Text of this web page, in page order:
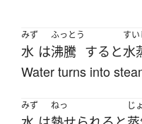
みず
水 は
ふっとう
沸騰 する と
す
水
Water turns into
みず
ねっ じ